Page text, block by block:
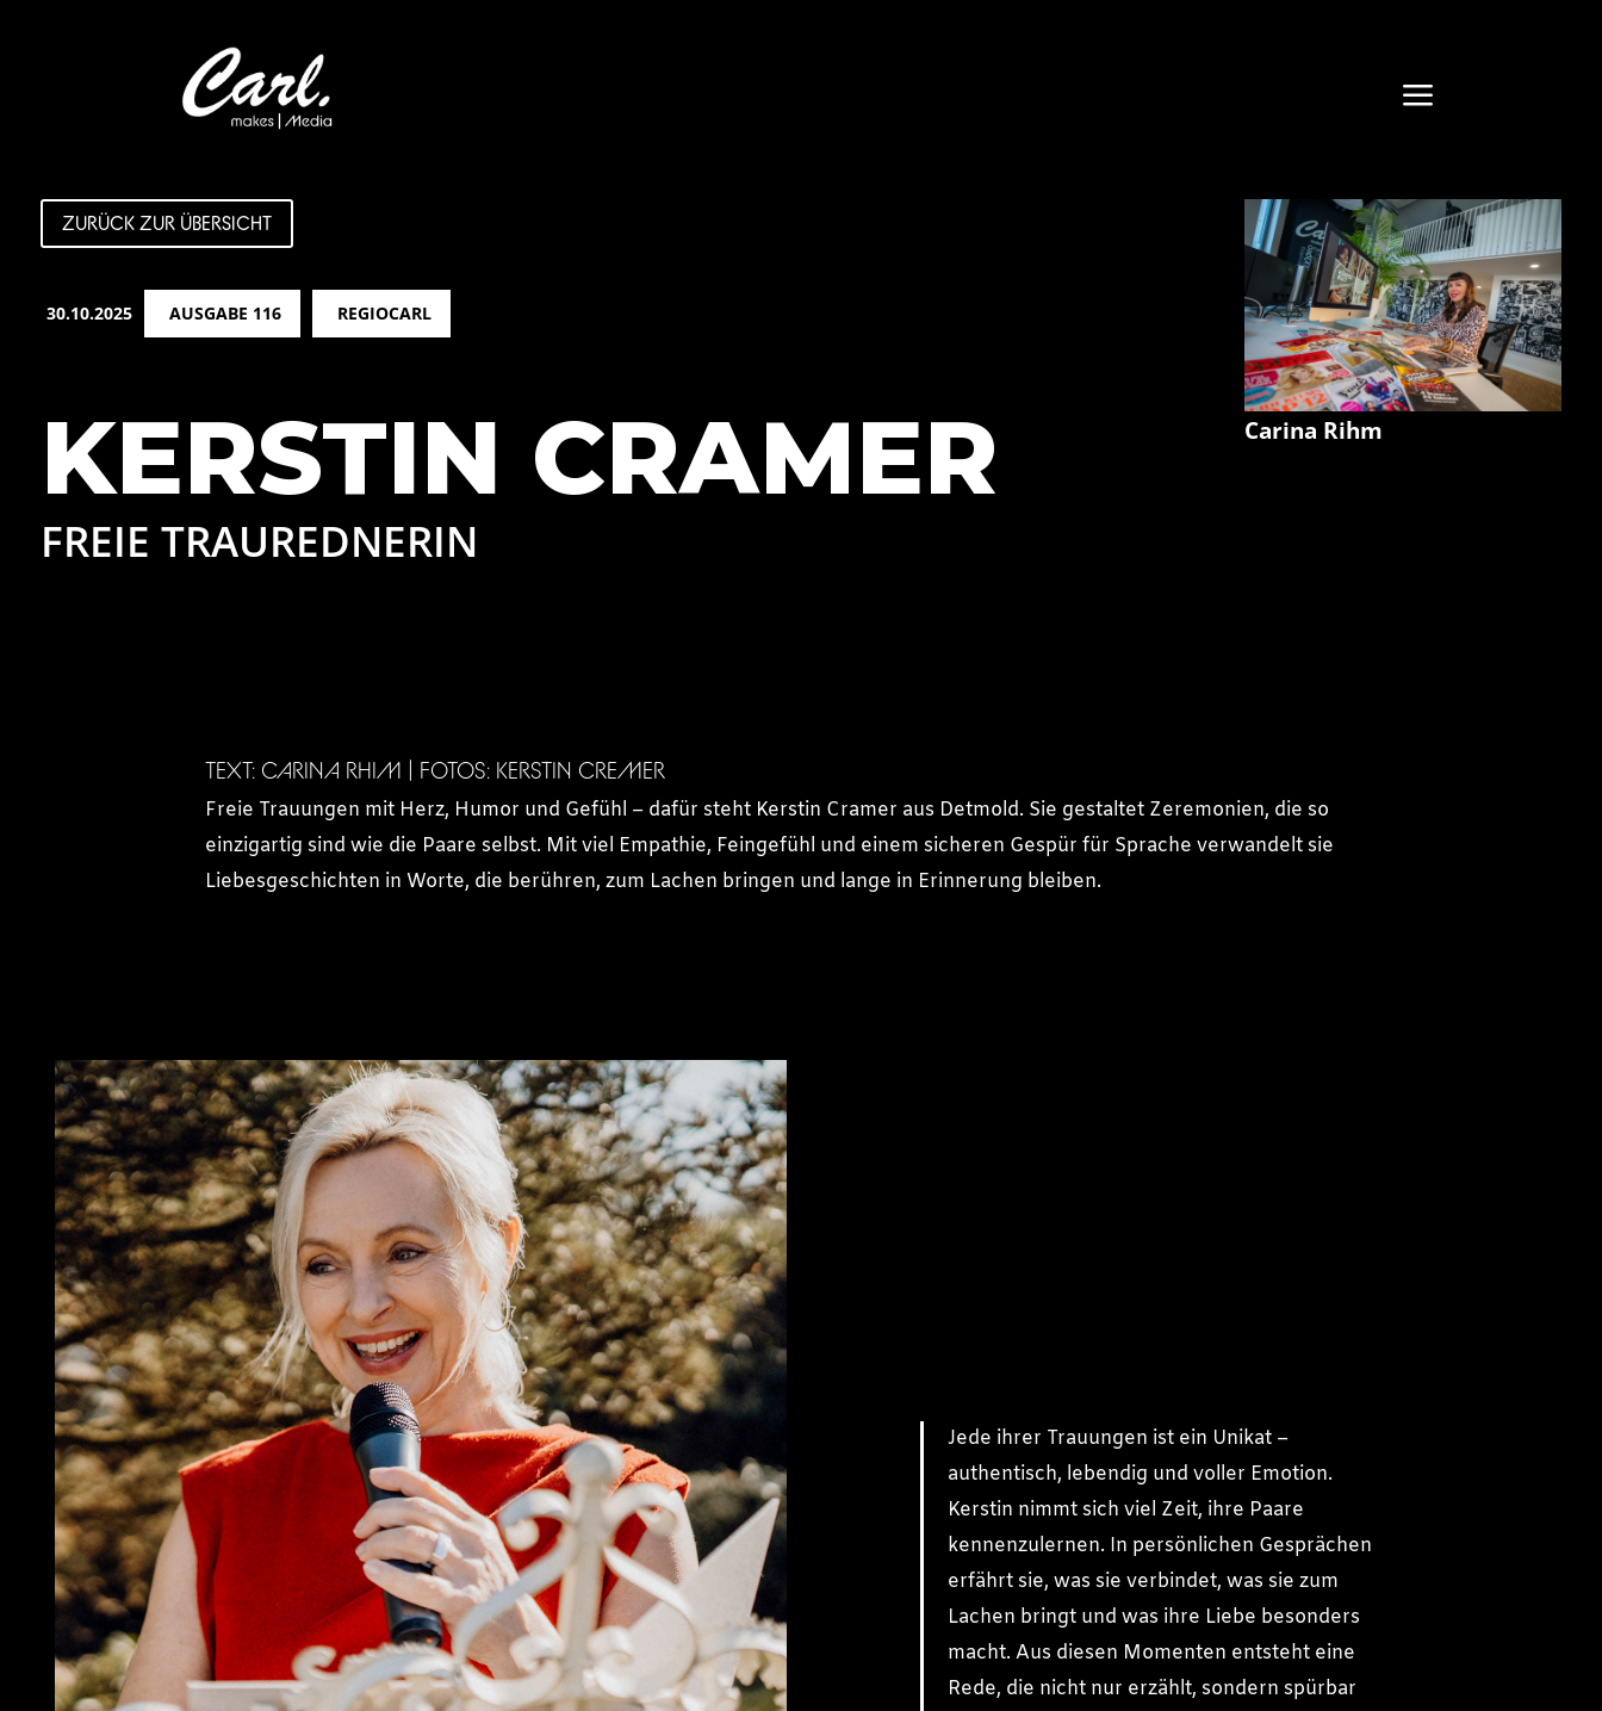
a
ZURÜCK ZUR ÜBERSICHT
30.10.2025 AUSGABE 116 REGIOCARL
KERSTIN CRAMER
FREIE TRAUREDNERIN
Carina Rihm
TEXT: CARINA RHIM | FOTOS: KERSTIN CREMER
Freie Trauungen mit Herz, Humor und Gefühl – dafür steht Kerstin Cramer aus Detmold. Sie gestaltet Zeremonien, die so
einzigartig sind wie die Paare selbst. Mit viel Empathie, Feingefühl und einem sicheren Gespür für Sprache verwandelt sie
Liebesgeschichten in Worte, die berühren, zum Lachen bringen und lange in Erinnerung bleiben.
Jede ihrer Trauungen ist ein Unikat –
authentisch, lebendig und voller Emotion.
Kerstin nimmt sich viel Zeit, ihre Paare
kennenzulernen. In persönlichen Gesprächen
erfährt sie, was sie verbindet, was sie zum
Lachen bringt und was ihre Liebe besonders
macht. Aus diesen Momenten entsteht eine
Rede, die nicht nur erzählt, sondern spürbar